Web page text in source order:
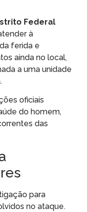
Federal
à
ferida e
ainda no local,
a uma unidade
oficiais
do homem,
das
para
no ataque.